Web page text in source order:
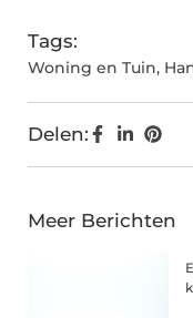
Tags:
Woning en Tuin,
Delen:
Meer Berichten